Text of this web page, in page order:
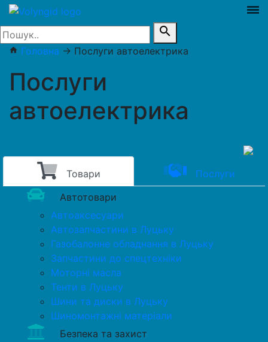
dehaze
search
home Головна → Послуги автоелектрика
Послуги
автоелектрика
Товари
Послуги
Автотовари
Автоаксесуари
Автозапчастини в Луцьку
Газобалонне обладнання в Луцьку
Запчастини до спецтехніки
Моторні масла
Тенти в Луцьку
Шини та диски в Луцьку
Шиномонтажні матеріали
Безпека та захист